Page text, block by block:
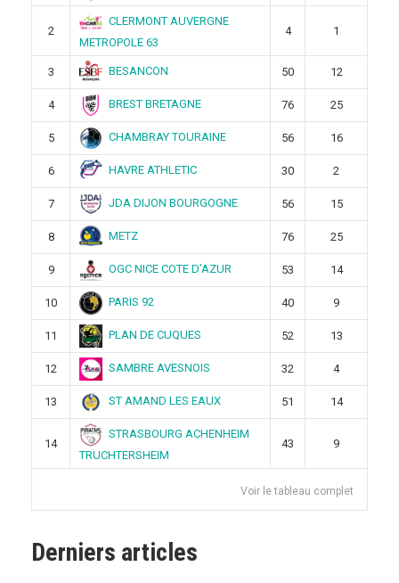
2
CLERMONT AUVERGNE
METROPOLE 63
4 1
3 BESANCON 50 12
4 BREST BRETAGNE 76 25
5 CHAMBRAY TOURAINE 56 16
6 HAVRE ATHLETIC 30 2
7 JDA DIJON BOURGOGNE 56 15
8 METZ 76 25
9 OGC NICE COTE D’AZUR 53 14
10 PARIS 92 40 9
11 PLAN DE CUQUES 52 13
12 SAMBRE AVESNOIS 32 4
13 ST AMAND LES EAUX 51 14
14
STRASBOURG ACHENHEIM
TRUCHTERSHEIM
43 9
Voir le tableau complet
Derniers articles